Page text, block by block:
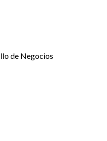
de Negocios